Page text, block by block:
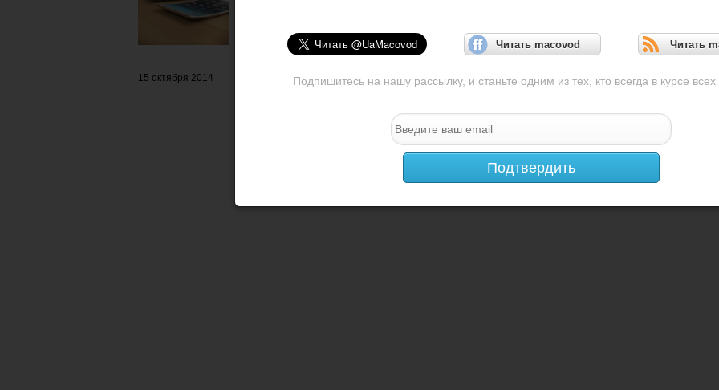
Читать macovod Читать
Подпишитесь на нашу рассылку, и станьте одним из тех, кто всегда в курсе всех
Подтвердить
15 октября 2014